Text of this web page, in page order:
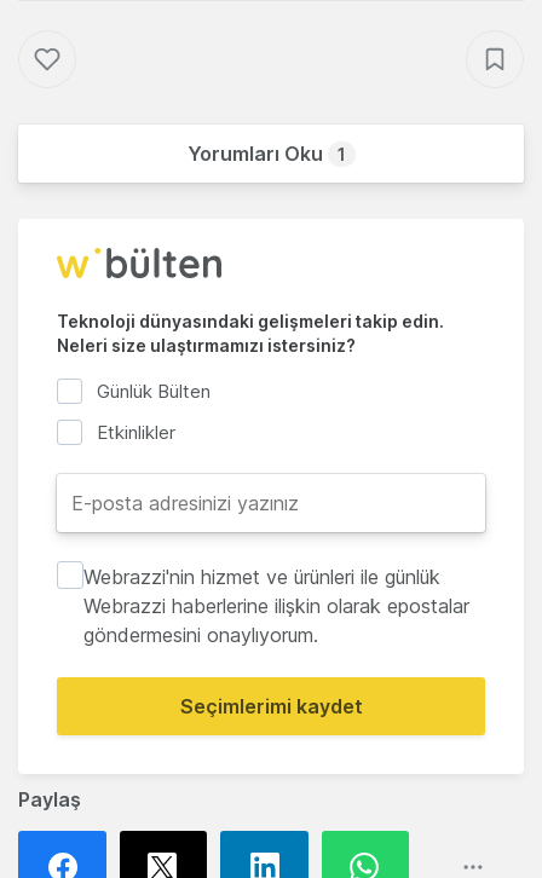
Paylaş
Yorumları Oku 1
Teknoloji dünyasındaki gelişmeleri takip edin.
Neleri size ulaştırmamızı istersiniz?
Günlük Bülten
Etkinlikler
Webrazzi'nin hizmet ve ürünleri ile günlük
Webrazzi haberlerine ilişkin olarak epostalar
göndermesini onaylıyorum.
Seçimlerimi kaydet